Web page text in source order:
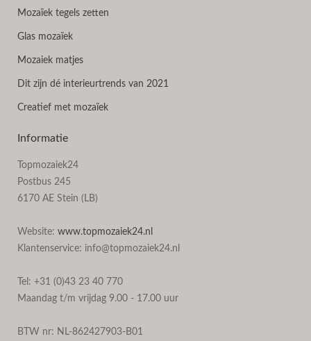
Mozaïek tegels zetten
Glas mozaïek
Mozaiek matjes
Dit zijn dé interieurtrends van 2021
Creatief met mozaïek
Informatie
Topmozaiek24
Postbus 245
6170 AE Stein (LB)
Website: www.topmozaiek24.nl
Klantenservice: info@topmozaiek24.nl
Tel: +31 (0)43 23 40 770
Maandag t/m vrijdag 9.00 - 17.00 uur
BTW nr: NL-862427903-B01